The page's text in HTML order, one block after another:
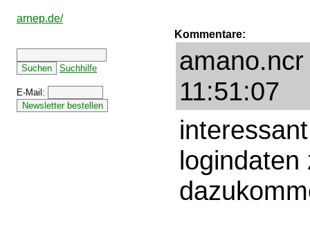
arnep.de/
Suchhilfe
E-Mail:
Kommentare:
11:51:07
logindaten